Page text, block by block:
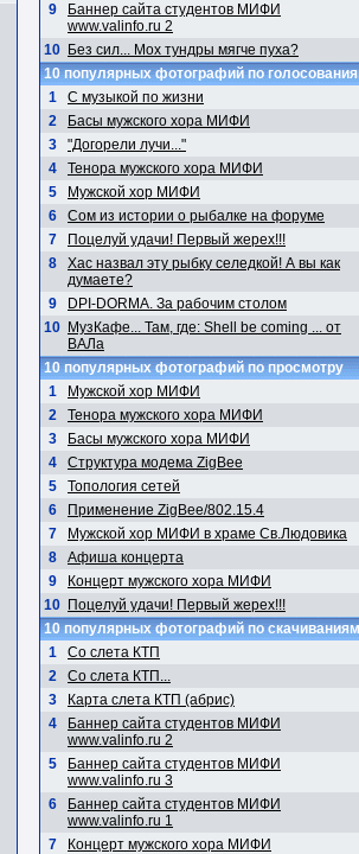
9
Баннер сайта студентов МИФИ
www.valinfo.ru 2
10 Без сил... Мох тундры мягче пуха?
10 популярных фотографий по
1
С музыкой по жизни
2
Басы мужского хора МИФИ
3
"Догорели лучи..."
4
Тенора мужского хора МИФИ
5
Мужской хор МИФИ
6
Сом из истории о рыбалке на форуме
7
Поцелуй удачи! Первый жерех!!!
8
Хас назвал эту рыбку селедкой! А вы как
думаете?
9
DPI-DORMA. За рабочим столом
10 МузКафе... Там, где: Shell be coming ... от
ВАЛа
10 популярных фотографий по просмотру
1
Мужской хор МИФИ
2
Тенора мужского хора МИФИ
3
Басы мужского хора МИФИ
4
Структура модема ZigBee
5
Топология сетей
6
Применение ZigBee/802.15.4
7
Мужской хор МИФИ в храме Св.Людовика
8
Афиша концерта
9
Концерт мужского хора МИФИ
10 Поцелуй удачи! Первый жерех!!!
10 популярных фотографий по скачиваниям
1
Со слета КТП
2
Со слета КТП...
3
Карта слета КТП (абрис)
4
Баннер сайта студентов МИФИ
www.valinfo.ru 2
5
Баннер сайта студентов МИФИ
www.valinfo.ru 3
6
Баннер сайта студентов МИФИ
www.valinfo.ru 1
7
Концерт мужского хора МИФИ